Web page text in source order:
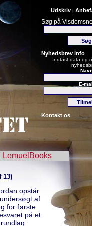
Udskriv |
Søg på
Nyhedsbrev info
Indtast data og
E-
Kontakt os
LemuelBooks
13)
opstår
af
for første
på et